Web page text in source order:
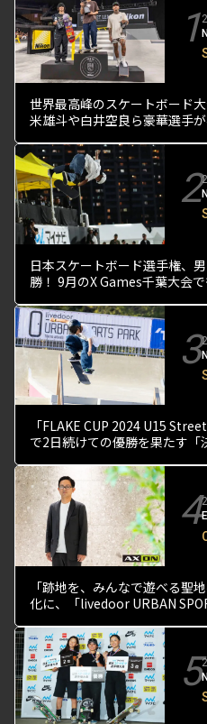
1
世界最高峰のスケートボード
米雄斗や白井空良ら豪華選手が
2
日本スケートボード選手権、
勝！ 9月のX Games千葉大会で
3
「FLAKE CUP 2024 U15
で2日続けての優勝を果たす「
4
「跡地を、みんなで遊べる聖
化に、「livedoor URBAN
5